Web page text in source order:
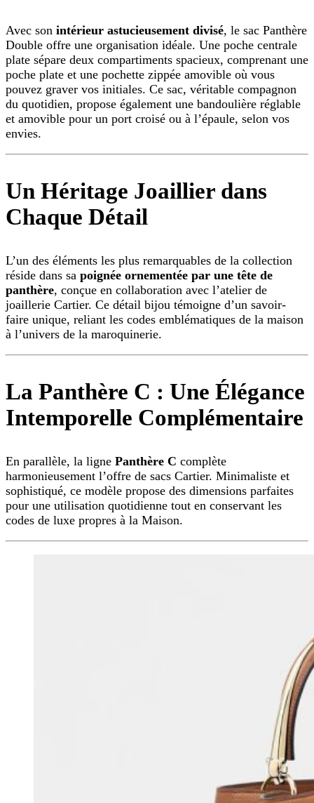
Avec son intérieur astucieusement divisé, le sac Panthère
Double offre une organisation idéale. Une poche centrale
plate sépare deux compartiments spacieux, comprenant une
poche plate et une pochette zippée amovible où vous
pouvez graver vos initiales. Ce sac, véritable compagnon
du quotidien, propose également une bandoulière réglable
et amovible pour un port croisé ou à l’épaule, selon vos
envies.
Un Héritage Joaillier dans
Chaque Détail
L’un des éléments les plus remarquables de la collection
réside dans sa poignée ornementée par une tête de
panthère, conçue en collaboration avec l’atelier de
joaillerie Cartier. Ce détail bijou témoigne d’un savoir-
faire unique, reliant les codes emblématiques de la maison
à l’univers de la maroquinerie.
La Panthère C : Une Élégance
Intemporelle Complémentaire
En parallèle, la ligne Panthère C complète
harmonieusement l’offre de sacs Cartier. Minimaliste et
sophistiqué, ce modèle propose des dimensions parfaites
pour une utilisation quotidienne tout en conservant les
codes de luxe propres à la Maison.